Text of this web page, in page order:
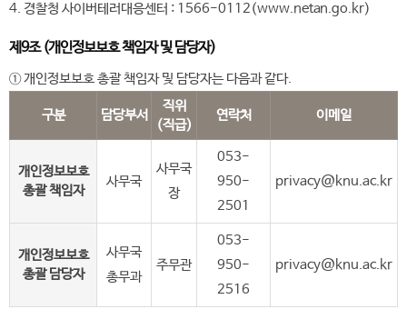
4. 경찰청 사이버테러대응센터 : 1566-0112(www.netan.go.kr)
제9조 (개인정보보호 책임자 및 담당자)
① 개인정보보호 총괄 책임자 및 담당자는 다음과 같다.
구분 담당부서
직위
(직급)
연락처 이메일
개인정보보호
총괄 책임자
사무국
사무국
장
053-
950-
2501
privacy@knu.ac.kr
개인정보보호
총괄 담당자
사무국
총무과
주무관
053-
950-
2516
privacy@knu.ac.kr